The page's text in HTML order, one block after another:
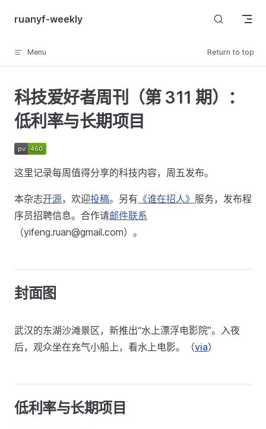
Skip to content
ruanyf-weekly
Menu Return to top
科技爱好者周刊（第 311 期）：
低利率与长期项目
这里记录每周值得分享的科技内容，周五发布。
本杂志开源，欢迎投稿。另有 《谁在招人》 服务，发布程
序员招聘信息。合作请邮件联系
（yifeng.ruan@gmail.com）。
封面图
武汉的东湖沙滩景区，新推出“水上漂浮电影院”。入夜
后，观众坐在充气小船上，看水上电影。（via）
低利率与长期项目